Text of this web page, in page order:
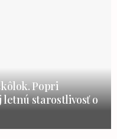
Popri
letnú starostlivosť o